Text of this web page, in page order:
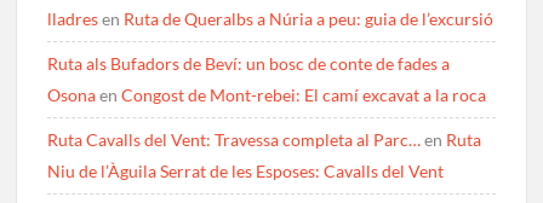
lladresen Ruta de Queralbs a Núria a peu: guia de l’excursió
Ruta als Bufadors de Beví: un bosc de conte de fades a
OsonaenCongost de Mont-rebei: El camí excavat a la roca
Ruta Cavalls del Vent: Travessa completa al Parc…en Ruta
Niu de l’Àguila Serrat de les Esposes: Cavalls del Vent